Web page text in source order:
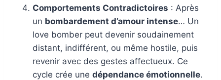
Comportements Contradictoires : Après
un bombardement d’amour intense… Un
love bomber peut devenir soudainement
distant, indifférent, ou même hostile, puis
revenir avec des gestes affectueux. Ce
cycle crée une dépendance émotionnelle.